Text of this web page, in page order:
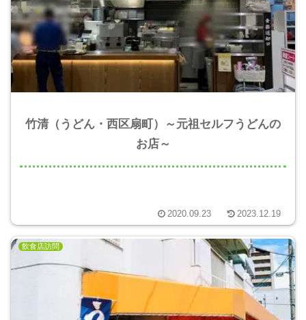
竹清（うどん・西区扇町）～元祖セルフうどんの
お店～
2020.09.23 2023.12.19
飲食店訪問